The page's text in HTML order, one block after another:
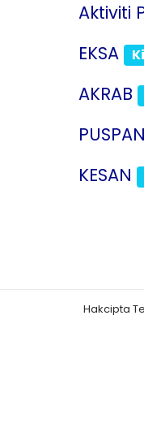
Aktiviti
EKSA
AKRAB
KESAN
Hakcipta